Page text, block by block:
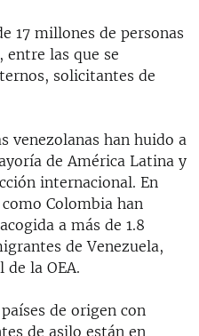
17 millones de personas
entre las que se
solicitantes de
venezolanas han huido a
de América Latina y
internacional. En
Colombia han
a más de 1.8
de Venezuela,
de la OEA.
de origen con
de asilo están en